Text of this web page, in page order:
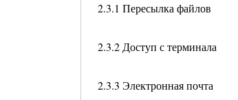
2.3.1 Пересылка файлов
2.3.2 Доступ с терминала
2.3.3 Электронная почта